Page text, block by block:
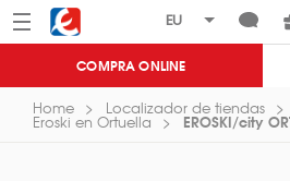
Menú Eroski
COMPRA ONLINE
Home Localizador de tiendas
Eroski en Ortuella EROSKI/city